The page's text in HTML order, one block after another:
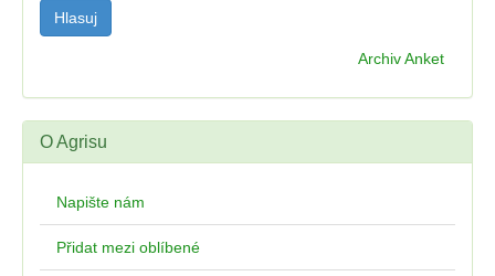
Archiv Anket
O Agrisu
Napište nám
Přidat mezi oblíbené